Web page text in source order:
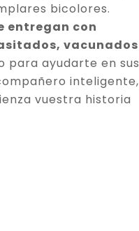
bicolores.
entregan con
vacunados
para ayudarte en sus
inteligente,
vuestra historia